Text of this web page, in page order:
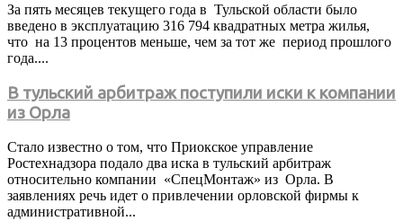
За пять месяцев текущего года в Тульской области было
введено в эксплуатацию 316 794 квадратных метра жилья,
что на 13 процентов меньше, чем за тот же период прошлого
года....
В тульский арбитраж поступили иски к компании
из Орла
Стало известно о том, что Приокское управление
Ростехнадзора подало два иска в тульский арбитраж
относительно компании «СпецМонтаж» из Орла. В
заявлениях речь идет о привлечении орловской фирмы к
административной...